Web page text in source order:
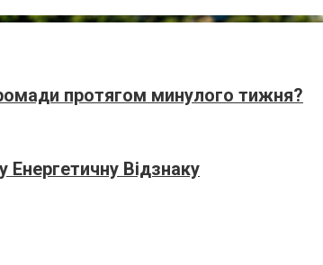
протягом минулого тижня?
Відзнаку